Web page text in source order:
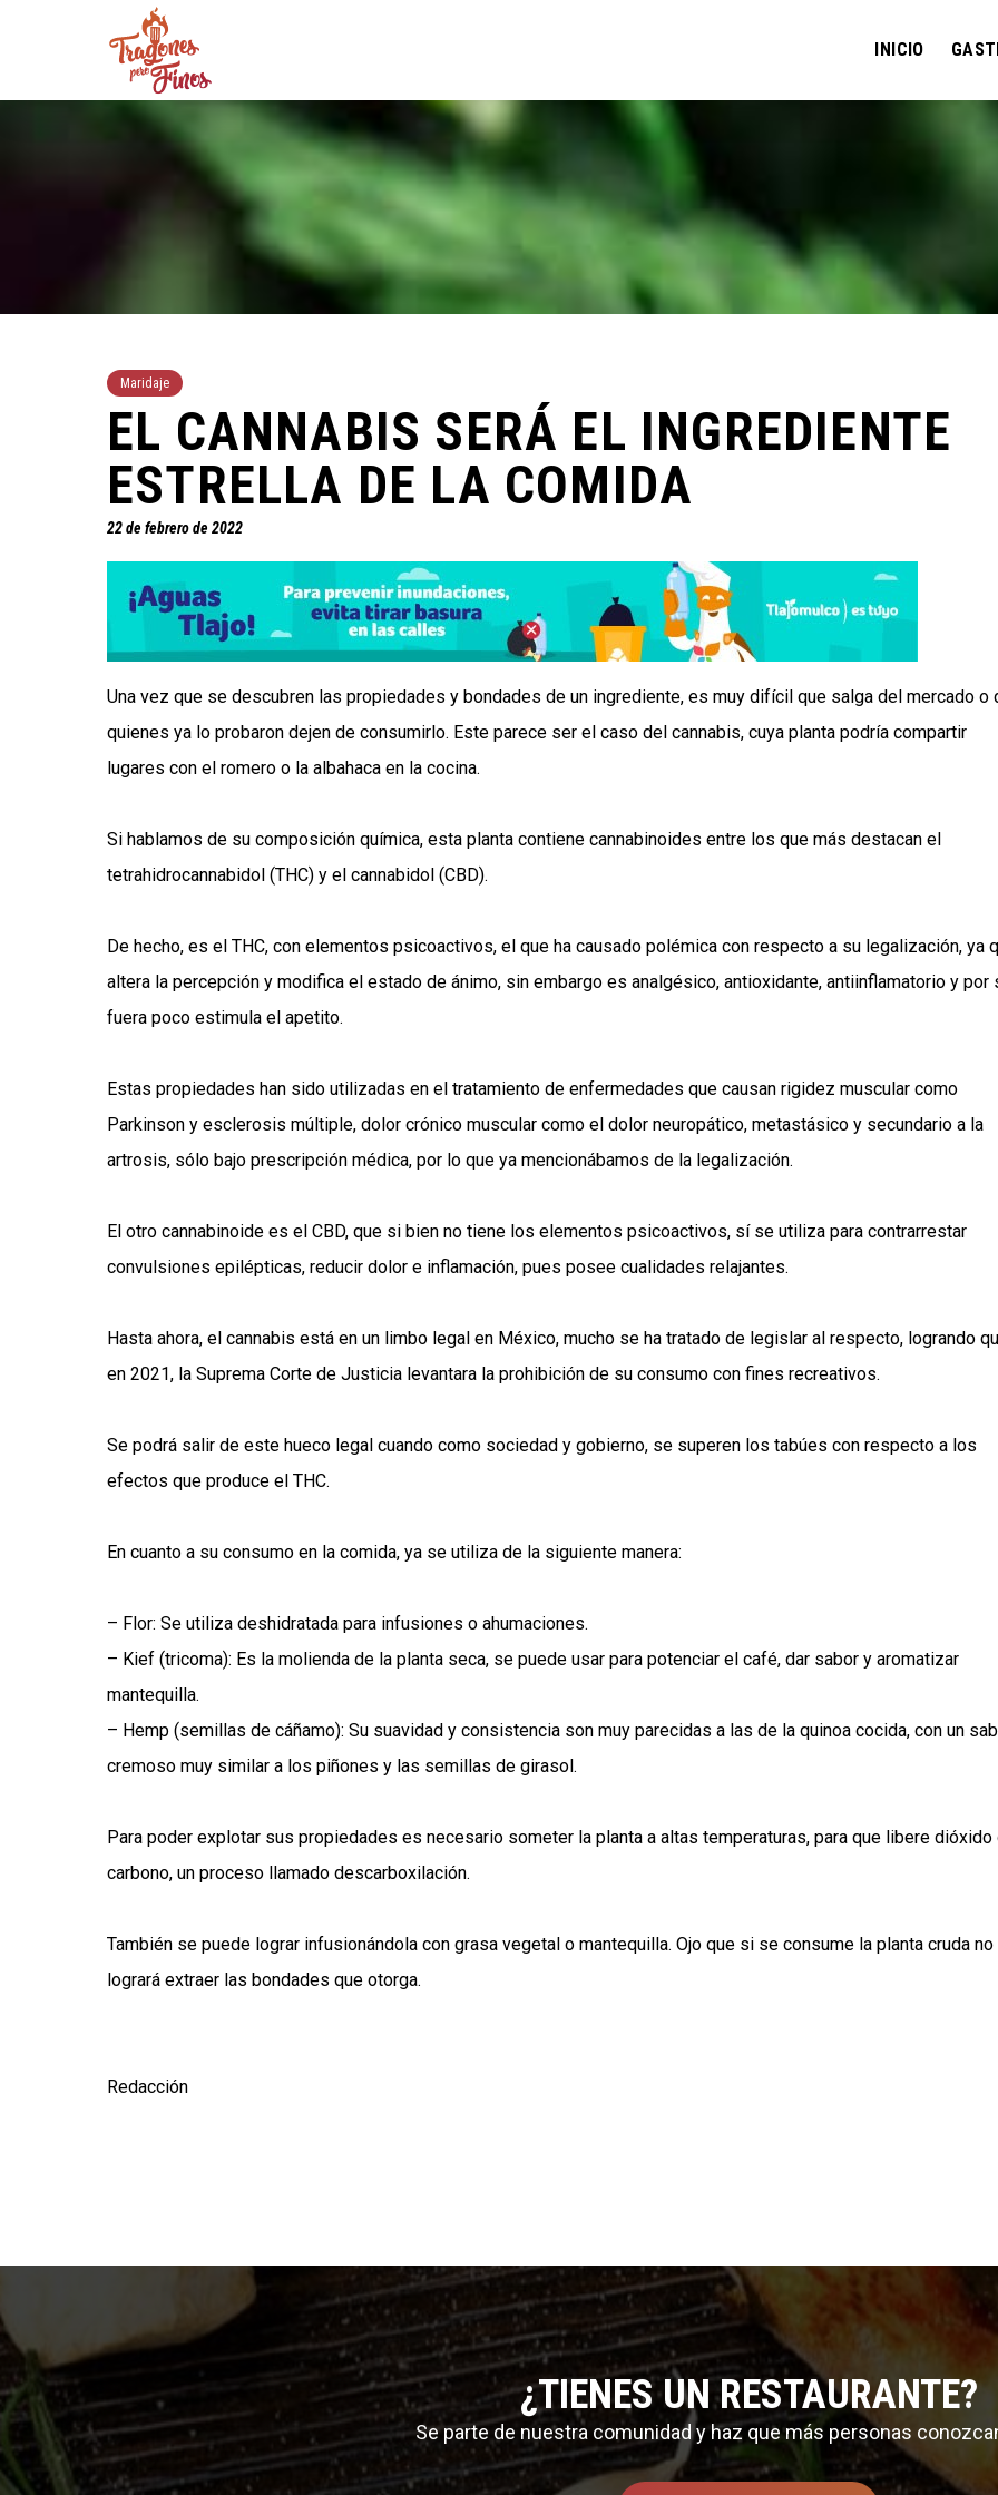
INICIO
Maridaje
EL CANNABIS SERÁ EL INGREDIENTE
ESTRELLA DE LA COMIDA
22 de febrero de 2022
Una vez que se descubren las propiedades y bondades de un ingrediente, es muy difícil que salga del mercado o
quienes ya lo probaron dejen de consumirlo. Este parece ser el caso del cannabis, cuya planta podría compartir
lugares con el romero o la albahaca en la cocina.
Si hablamos de su composición química, esta planta contiene cannabinoides entre los que más destacan el
tetrahidrocannabidol (THC) y el cannabidol (CBD).
De hecho, es el THC, con elementos psicoactivos, el que ha causado polémica con respecto a su legalización, ya
altera la percepción y modifica el estado de ánimo, sin embargo es analgésico, antioxidante, antiinflamatorio y por
fuera poco estimula el apetito.
Estas propiedades han sido utilizadas en el tratamiento de enfermedades que causan rigidez muscular como
Parkinson y esclerosis múltiple, dolor crónico muscular como el dolor neuropático, metastásico y secundario a la
artrosis, sólo bajo prescripción médica, por lo que ya mencionábamos de la legalización.
El otro cannabinoide es el CBD, que si bien no tiene los elementos psicoactivos, sí se utiliza para contrarrestar
convulsiones epilépticas, reducir dolor e inflamación, pues posee cualidades relajantes.
Hasta ahora, el cannabis está en un limbo legal en México, mucho se ha tratado de legislar al respecto, logrando
en 2021, la Suprema Corte de Justicia levantara la prohibición de su consumo con fines recreativos.
Se podrá salir de este hueco legal cuando como sociedad y gobierno, se superen los tabúes con respecto a los
efectos que produce el THC.
En cuanto a su consumo en la comida, ya se utiliza de la siguiente manera:
– Flor: Se utiliza deshidratada para infusiones o ahumaciones.
– Kief (tricoma): Es la molienda de la planta seca, se puede usar para potenciar el café, dar sabor y aromatizar
mantequilla.
– Hemp (semillas de cáñamo): Su suavidad y consistencia son muy parecidas a las de la quinoa cocida, con un
cremoso muy similar a los piñones y las semillas de girasol.
Para poder explotar sus propiedades es necesario someter la planta a altas temperaturas, para que libere dióxido
carbono, un proceso llamado descarboxilación.
También se puede lograr infusionándola con grasa vegetal o mantequilla. Ojo que si se consume la planta cruda
logrará extraer las bondades que otorga.
Redacción
¿TIENES UN RESTAURANTE?
Se parte de nuestra comunidad y haz que más personas